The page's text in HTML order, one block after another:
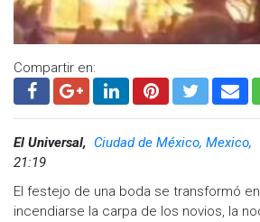
Compartir en:
El Universal, Ciudad de México, Mexico,
21:19
El festejo de una boda se transformó
incendiarse la carpa de los novios, la